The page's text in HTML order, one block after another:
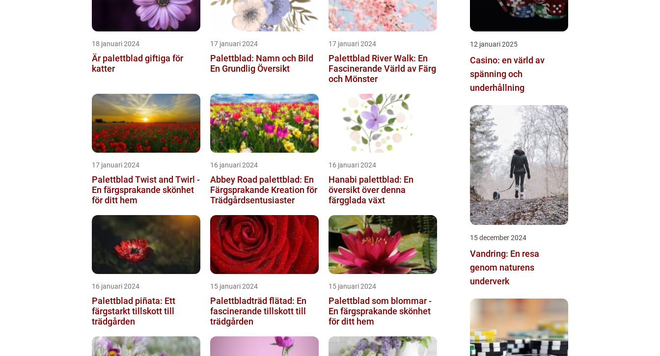
18 januari 2024
Är palettblad giftiga för
katter
17 januari 2024
Palettblad: Namn och Bild
En Grundlig Översikt
17 januari 2024
Palettblad River Walk: En
Fascinerande Värld av Färg
och Mönster
17 januari 2024
Palettblad Twist and Twirl -
En färgsprakande skönhet
för ditt hem
16 januari 2024
Abbey Road palettblad: En
Färgsprakande Kreation för
Trädgårdsentusiaster
16 januari 2024
Hanabi palettblad: En
översikt över denna
färgglada växt
16 januari 2024
Palettblad piñata: Ett
färgstarkt tillskott till
trädgården
15 januari 2024
Palettbladträd flätad: En
fascinerande tillskott till
trädgården
15 januari 2024
Palettblad som blommar -
En färgsprakande skönhet
för ditt hem
12 januari 2025
Casino: en värld av
spänning och
underhållning
15 december 2024
Vandring: En resa
genom naturens
underverk